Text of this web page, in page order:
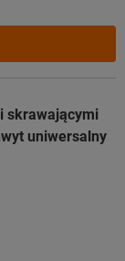
skrawającymi
uniwersalny